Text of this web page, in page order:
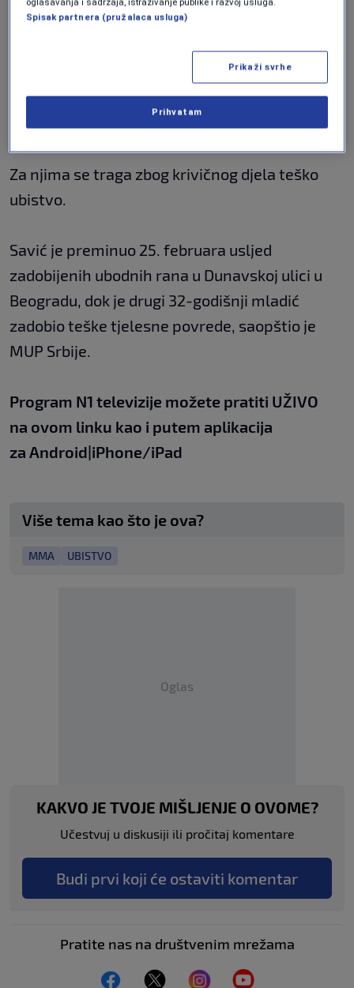
Za njima se traga zbog krivičnog djela teško
ubistvo.
Savić je preminuo 25. februara usljed
zadobijenih ubodnih rana u Dunavskoj ulici u
Beogradu, dok je drugi 32-godišnji mladić
zadobio teške tjelesne povrede, saopštio je
MUP Srbije.
Program N1 televizije možete pratiti UŽIVO
na ovom linku kao i putem aplikacija
za Android|iPhone/iPad
Više tema kao što je ova?
MMA UBISTVO
Oglas
KAKVO JE TVOJE MIŠLJENJE O OVOME?
Učestvuj u diskusiji ili pročitaj komentare
Budi prvi koji će ostaviti komentar
Pratite nas na društvenim mrežama
Spisak partnera (pružalaca usluga)
Prikaži svrhe
Prihvatam